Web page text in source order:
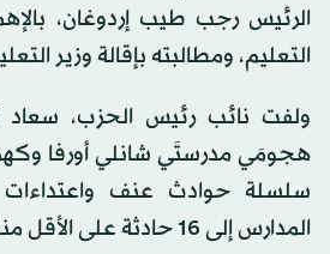
الرئيس رجب طيب إردوغان،
التعليم، ومطالبته بإقالة وزير
ولفت نائب رئيس الحزب، سعاد
هجومَي مدرستَي شانلي أورفا
سلسلة حوادث عنف
المدارس إلى 16 حادثة على الأقل منذ بداية العام الحالي.